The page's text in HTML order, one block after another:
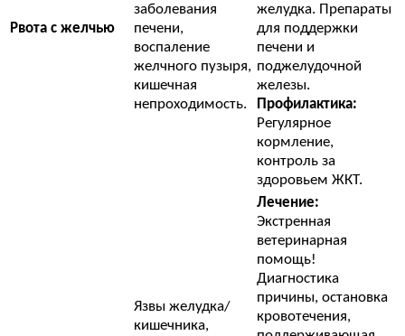
Рвота с желчью
заболевания
печени,
воспаление
желчного пузыря,
кишечная
непроходимость.
желудка. Препараты
для поддержки
печени и
поджелудочной
железы.
Профилактика:
Регулярное
кормление,
контроль за
здоровьем ЖКТ.
Язвы желудка/
кишечника,
Лечение:
Экстренная
ветеринарная
помощь!
Диагностика
причины, остановка
кровотечения,